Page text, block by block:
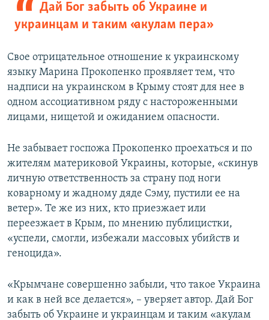
Дай Бог забыть об Украине и
украинцам и таким «акулам пера»
Свое отрицательное отношение к украинскому
языку Марина Прокопенко проявляет тем, что
надписи на украинском в Крыму стоят для нее в
одном ассоциативном ряду с настороженными
лицами, нищетой и ожиданием опасности.
Не забывает госпожа Прокопенко проехаться и по
жителям материковой Украины, которые, «скинув
личную ответственность за страну под ноги
коварному и жадному дяде Сэму, пустили ее на
ветер». Те же из них, кто приезжает или
переезжает в Крым, по мнению публицистки,
«успели, смогли, избежали массовых убийств и
геноцида».
«Крымчане совершенно забыли, что такое Украина
и как в ней все делается», – уверяет автор. Дай Бог
забыть об Украине и украинцам и таким «акулам